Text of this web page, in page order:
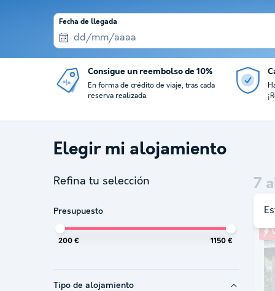
Fecha de llegada
Consigue un reembolso de 10%
En forma de crédito de viaje, tras cada
reserva realizada.
Elegir mi alojamiento
Refina tu selección
Presupuesto
200 € 1150 €
Tipo de alojamiento
7